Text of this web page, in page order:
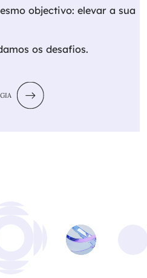
objectivo: elevar a sua
os desafios.